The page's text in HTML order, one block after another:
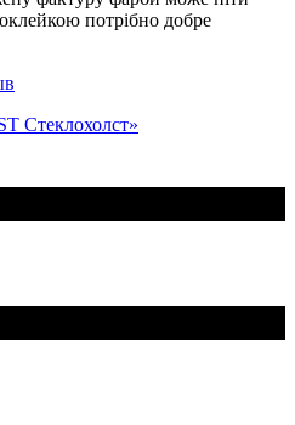
потрібно добре